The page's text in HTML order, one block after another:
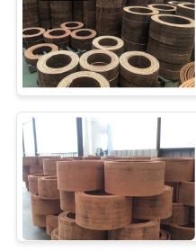
Garniture
joint